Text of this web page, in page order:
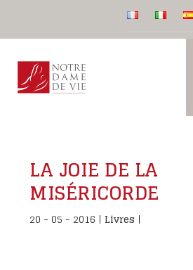
LA JOIE DE LA
MISÉRICORDE
20 - 05 - 2016 |Livres |